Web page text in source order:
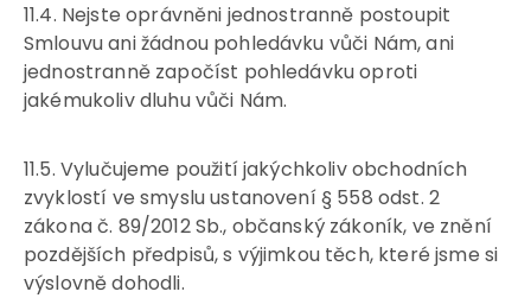
11.4. Nejste oprávněni jednostranně postoupit
Smlouvu ani žádnou pohledávku vůči Nám, ani
jednostranně započíst pohledávku oproti
jakémukoliv dluhu vůči Nám.
11.5. Vylučujeme použití jakýchkoliv obchodních
zvyklostí ve smyslu ustanovení § 558 odst. 2
zákona č. 89/2012 Sb., občanský zákoník, ve znění
pozdějších předpisů, s výjimkou těch, které jsme si
výslovně dohodli.